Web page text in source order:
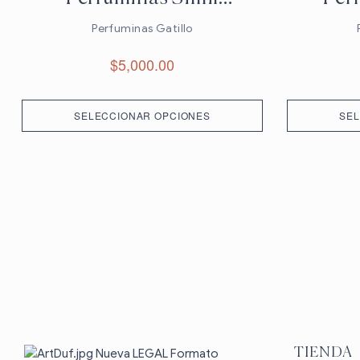
X250cc
Perfuminas Gatillo
$5,000.00
SELECCIONAR OPCIONES
TIENDA